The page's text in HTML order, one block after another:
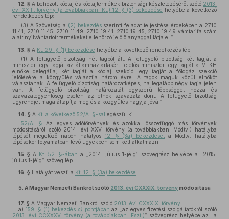
12. § A behozott kőolaj és kőolajtermékek biztonsági készletezéséről szóló 2013.
évi XXIII. törvény (a továbbiakban: Kt.) 12. § (3) bekezdése helyébe a következő
rendelkezés lép:
„(3) A Szövetség a (2) bekezdésszerinti feladat teljesítése érdekében a 2710
11 41, 2710 11 45, 2710 11 49, 2710 19 41, 2710 19 45, 2710 19 49 vámtarifa szám
alatt nyilvántartott termékeket ellenőrző jelölő anyaggal látja el.”
13. § A Kt. 29. § (1) bekezdése helyébe a következő rendelkezés lép:
„(1) A felügyelő bizottság hét tagból áll. A felügyelő bizottság két tagját a
miniszter, egy tagját az államháztartásért felelős miniszter, egy tagját a MEKH
elnöke delegálja, két tagját a kőolaj szekció, egy tagját a földgáz szekció
jelölésére a közgyűlés választja három évre. A tagok maguk közül elnököt
választanak. A felügyelő bizottság határozatképes, ha legalább négy tagja jelen
van. A felügyelő bizottság határozatát egyszerű többséggel hozza és
szavazategyenlőség esetén az elnök szavazata dönt. A felügyelő bizottság
ügyrendjét maga állapítja meg és a közgyűlés hagyja jóvá.”
14. § A Kt. a következő 52/A. §-sal egészül ki:
52/A. § Az egyes adótörvények és azokkal összefüggő más törvények
módosításáról szóló 2014. évi XXV. törvény (a továbbiakban: Módtv.) hatályba
lépését megelőző napon hatályos 12. § (3a) bekezdését a Módtv. hatályba
lépésekor folyamatban lévő ügyekben sem kell alkalmazni.”
15. § A Kt. 52. §-ában a „2014. július 1-jéig” szövegrész helyébe a „2015.
július 1-jéig” szöveg lép.
16. § Hatályát veszti a Kt. 12. § (3a) bekezdése
5. A Magyar Nemzeti Bankról szóló 2013. évi CXXXIX. törvénymódosítása
17. § A Magyar Nemzeti Bankról szóló 2013. évi CXXXIX. törvény
a) 159. § (1) bekezdés c) pontjában az „az egyes fizetési szolgáltatókról szóló
2013. évi CCXXXV. törvény (a továbbiakban: Fszt.)” szövegrész helyébe az „a